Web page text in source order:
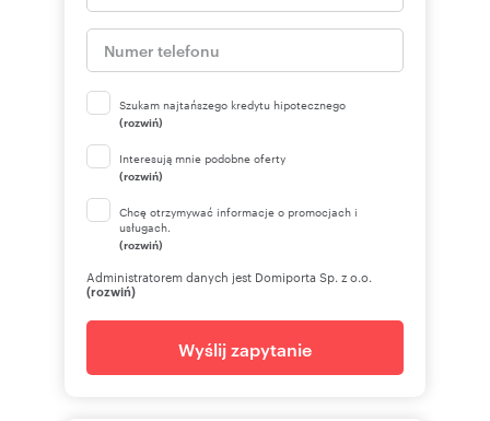
Szukam najtańszego kredytu hipotecznego
(rozwiń)
Interesują mnie podobne oferty
(rozwiń)
Chcę otrzymywać informacje o promocjach i
usługach.
(rozwiń)
Administratorem danych jest Domiporta Sp. z o.o.
(rozwiń)
Wyślij zapytanie